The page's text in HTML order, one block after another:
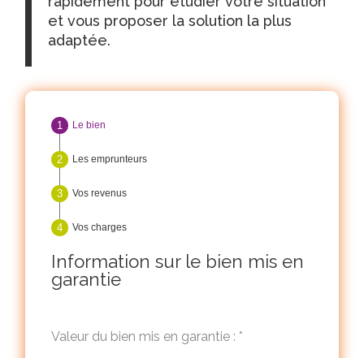
et vous proposer la solution la plus
adaptée.
Le bien
Les emprunteurs
Vos revenus
Vos charges
Information sur le bien mis en
garantie
Valeur du bien mis en garantie : *